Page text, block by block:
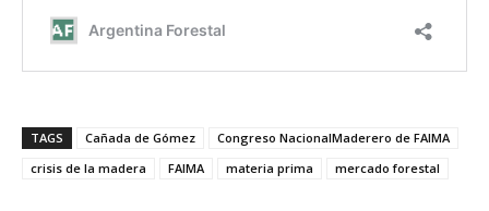
TAGS Cañada de Gómez
Congreso NacionalMaderero de FAIMA
crisis de la madera
FAIMA materia prima mercado forestal